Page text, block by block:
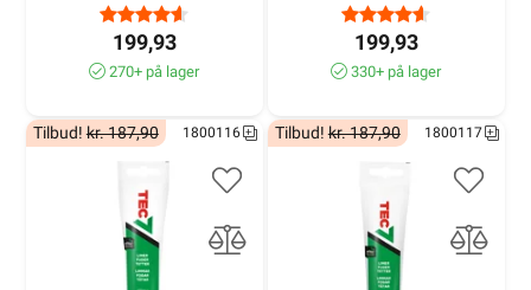
199,93
270+ på lager
199,93
330+ på lager
1800116
Tilbud!kr. 187,90 1800117
Tilbud!kr. 187,90